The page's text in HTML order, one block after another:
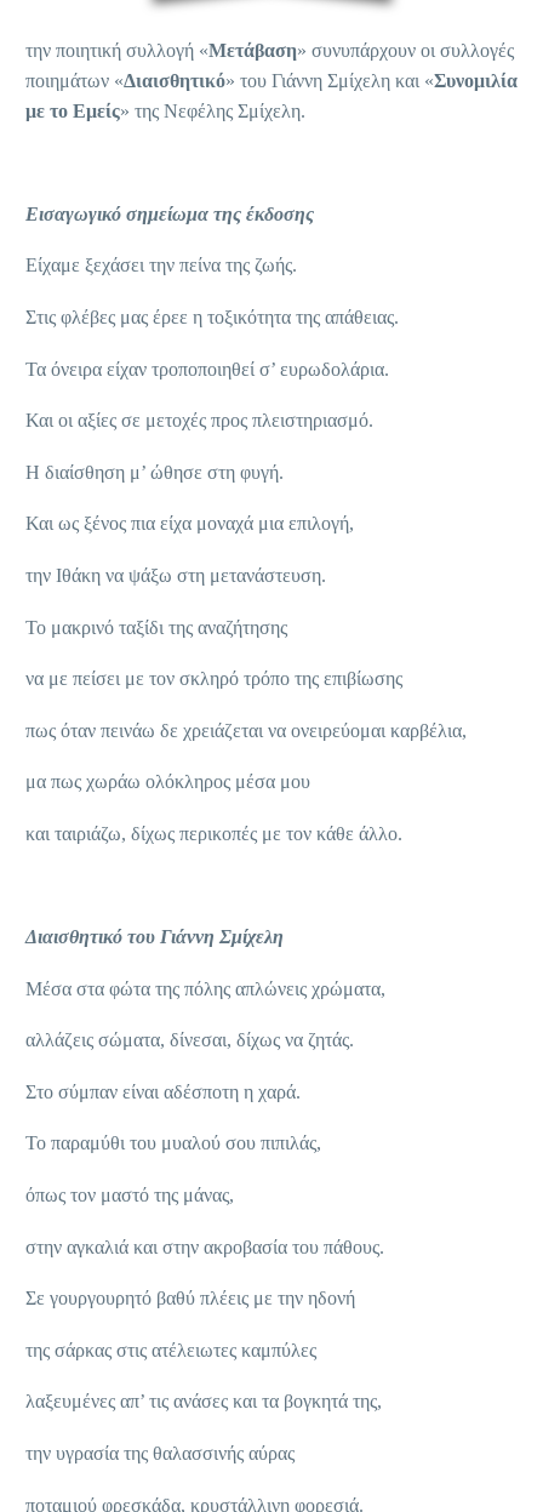
την ποιητική συλλογή «Μετάβαση» συνυπάρχουν οι συλλογές
ποιημάτων «Διαισθητικό» του Γιάννη Σμίχελη και «Συνομιλία
με το Εμείς» της Νεφέλης Σμίχελη.
Εισαγωγικό σημείωμα της έκδοσης
Είχαμε ξεχάσει την πείνα της ζωής.
Στις φλέβες μας έρεε η τοξικότητα της απάθειας.
Τα όνειρα είχαν τροποποιηθεί σ’ ευρωδολάρια.
Και οι αξίες σε μετοχές προς πλειστηριασμό.
Η διαίσθηση μ’ ώθησε στη φυγή.
Και ως ξένος πια είχα μοναχά μια επιλογή,
την Ιθάκη να ψάξω στη μετανάστευση.
Το μακρινό ταξίδι της αναζήτησης
να με πείσει με τον σκληρό τρόπο της επιβίωσης
πως όταν πεινάω δε χρειάζεται να ονειρεύομαι καρβέλια,
μα πως χωράω ολόκληρος μέσα μου
και ταιριάζω, δίχως περικοπές με τον κάθε άλλο.
Διαισθητικό του Γιάννη Σμίχελη
Μέσα στα φώτα της πόλης απλώνεις χρώματα,
αλλάζεις σώματα, δίνεσαι, δίχως να ζητάς.
Στο σύμπαν είναι αδέσποτη η χαρά.
Το παραμύθι του μυαλού σου πιπιλάς,
όπως τον μαστό της μάνας,
στην αγκαλιά και στην ακροβασία του πάθους.
Σε γουργουρητό βαθύ πλέεις με την ηδονή
της σάρκας στις ατέλειωτες καμπύλες
λαξευμένες απ’ τις ανάσες και τα βογκητά της,
την υγρασία της θαλασσινής αύρας
ποταμιού φρεσκάδα, κρυστάλλινη φορεσιά.